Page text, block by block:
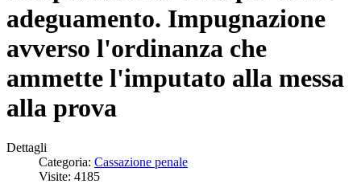
adeguamento. Impugnazione
avverso l'ordinanza che
ammette l'imputato alla messa
alla prova
Dettagli
Categoria: Cassazione penale
Visite: 4185